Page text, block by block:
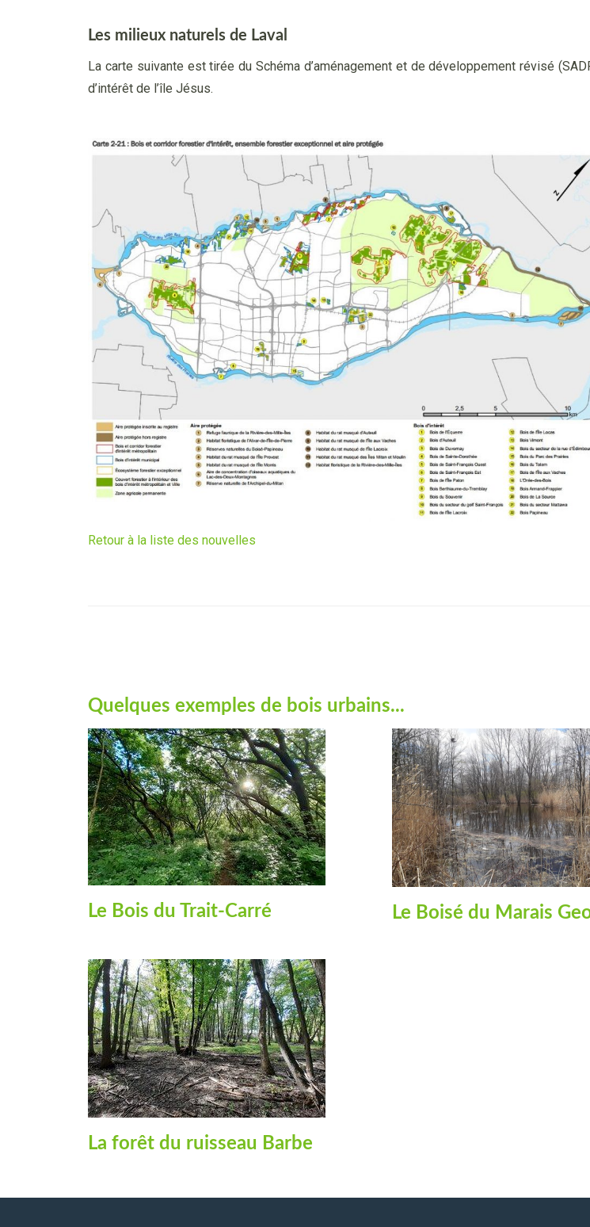
Les milieux naturels de Laval
La carte suivante est tirée du Schéma d’aménagement et de développement révisé
d’intérêt de l’île Jésus.
Retour à la liste des nouvelles
Quelques exemples de bois urbains...
Le Bois du Trait-Carré Le Boisé du Marais
La forêt du ruisseau Barbe